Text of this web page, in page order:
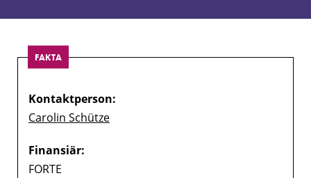
Svenska
FAKTA
Kontaktperson:
Carolin Schütze
Finansiär:
FORTE